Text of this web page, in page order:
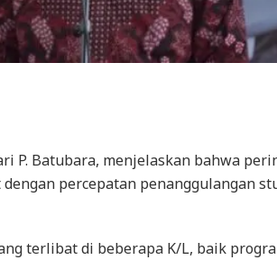
P. Batubara, menjelaskan bahwa
percepatan penanggulangan
terlibat di beberapa K/L, baik